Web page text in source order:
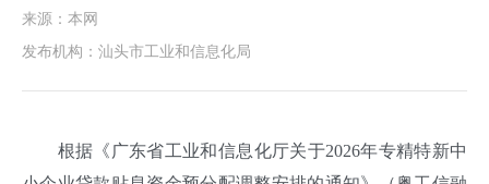
来源： 本网
发布机构： 汕头市工业和信息化局
根据《广东省工业和信息化厅关于2026年专精特新中